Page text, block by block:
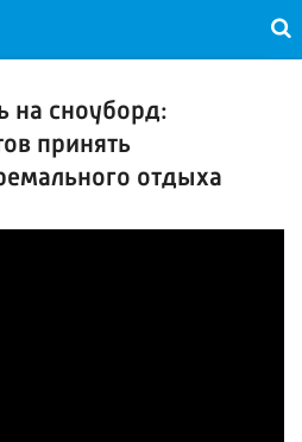
на сноуборд:
принять
отдыха